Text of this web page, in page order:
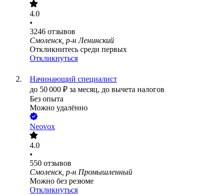
4.0
•
3246 отзывов
Смоленск, р-н Ленинский
Откликнитесь среди первых
Откликнуться
Начинающий специалист
до 50 000 ₽ за месяц, до вычета налогов
Без опыта
Можно удалённо
Neovox
4.0
•
550 отзывов
Смоленск, р-н Промышленный
Можно без резюме
Откликнуться